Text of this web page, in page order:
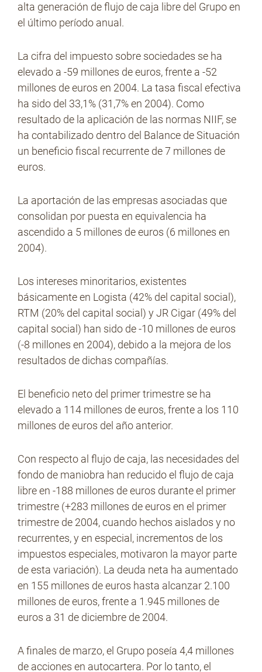
alta generación de flujo de caja libre del Grupo en
el último período anual.
La cifra del impuesto sobre sociedades se ha
elevado a -59 millones de euros, frente a -52
millones de euros en 2004. La tasa fiscal efectiva
ha sido del 33,1% (31,7% en 2004). Como
resultado de la aplicación de las normas NIIF, se
ha contabilizado dentro del Balance de Situación
un beneficio fiscal recurrente de 7 millones de
euros.
La aportación de las empresas asociadas que
consolidan por puesta en equivalencia ha
ascendido a 5 millones de euros (6 millones en
2004).
Los intereses minoritarios, existentes
básicamente en Logista (42% del capital social),
RTM (20% del capital social) y JR Cigar (49% del
capital social) han sido de -10 millones de euros
(-8 millones en 2004), debido a la mejora de los
resultados de dichas compañías.
El beneficio neto del primer trimestre se ha
elevado a 114 millones de euros, frente a los 110
millones de euros del año anterior.
Con respecto al flujo de caja, las necesidades del
fondo de maniobra han reducido el flujo de caja
libre en -188 millones de euros durante el primer
trimestre (+283 millones de euros en el primer
trimestre de 2004, cuando hechos aislados y no
recurrentes, y en especial, incrementos de los
impuestos especiales, motivaron la mayor parte
de esta variación). La deuda neta ha aumentado
en 155 millones de euros hasta alcanzar 2.100
millones de euros, frente a 1.945 millones de
euros a 31 de diciembre de 2004.
A finales de marzo, el Grupo poseía 4,4 millones
de acciones en autocartera. Por lo tanto, el